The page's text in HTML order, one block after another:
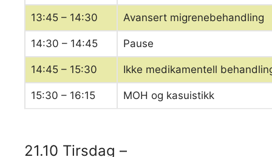
13:45 – 14:30 Avansert migrenebehandling
14:30 – 14:45 Pause
14:45 – 15:30 Ikke medikamentell
15:30 – 16:15 MOH og kasuistikk
21.10 Tirsdag –